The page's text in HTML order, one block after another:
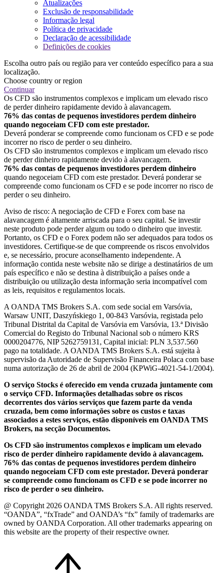
Atualizações
Exclusão de responsabilidade
Informação legal
Política de privacidade
Declaração de acessibilidade
Definições de cookies
Escolha outro país ou região para ver conteúdo específico para a sua
localização.
Choose country or region
Continuar
Os CFD são instrumentos complexos e implicam um elevado risco
de perder dinheiro rapidamente devido à alavancagem.
76% das contas de pequenos investidores perdem dinheiro
quando negoceiam CFD com este prestador.
Deverá ponderar se compreende como funcionam os CFD e se pode
incorrer no risco de perder o seu dinheiro.
Os CFD são instrumentos complexos e implicam um elevado risco
de perder dinheiro rapidamente devido à alavancagem.
76% das contas de pequenos investidores perdem dinheiro
quando negoceiam CFD com este prestador. Deverá ponderar se
compreende como funcionam os CFD e se pode incorrer no risco de
perder o seu dinheiro.
Aviso de risco: A negociação de CFD e Forex com base na
alavancagem é altamente arriscada para o seu capital. Se investir
neste produto pode perder algum ou todo o dinheiro que investir.
Portanto, os CFD e o Forex podem não ser adequados para todos os
investidores. Certifique-se de que compreende os riscos envolvidos
e, se necessário, procure aconselhamento independente. A
informação contida neste website não se dirige a destinatários de um
país específico e não se destina à distribuição a países onde a
distribuição ou utilização desta informação seria incompatível com
as leis, requisitos e regulamentos locais.
A OANDA TMS Brokers S.A. com sede social em Varsóvia,
Warsaw UNIT, Daszyńskiego 1, 00-843 Varsóvia, registada pelo
Tribunal Distrital da Capital de Varsóvia em Varsóvia, 13.ª Divisão
Comercial do Registo do Tribunal Nacional sob o número KRS
0000204776, NIP 5262759131, Capital inicial: PLN 3,537.560
pago na totalidade. A OANDA TMS Brokers S.A. está sujeita à
supervisão da Autoridade de Supervisão Financeira Polaca com base
numa autorização de 26 de abril de 2004 (KPWiG-4021-54-1/2004).
O serviço Stocks é oferecido em venda cruzada juntamente com
o serviço CFD. Informações detalhadas sobre os riscos
decorrentes dos vários serviços que fazem parte da venda
cruzada, bem como informações sobre os custos e taxas
associados a estes serviços, estão disponíveis em OANDA TMS
Brokers, na secção Documentos.
Os CFD são instrumentos complexos e implicam um elevado
risco de perder dinheiro rapidamente devido à alavancagem.
76% das contas de pequenos investidores perdem dinheiro
quando negoceiam CFD com este prestador. Deverá ponderar
se compreende como funcionam os CFD e se pode incorrer no
risco de perder o seu dinheiro.
@ Copyright 2026 OANDA TMS Brokers S.A. All rights reserved.
“OANDA”, “fxTrade” and OANDA’s “fx” family of trademarks are
owned by OANDA Corporation. All other trademarks appearing on
this website are the property of their respective owner.